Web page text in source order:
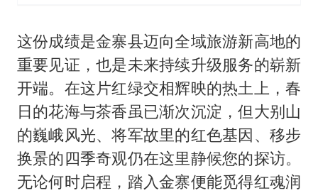
这份成绩是金寨县迈向全域旅游新高地的
重要见证，也是未来持续升级服务的崭新
开端。在这片红绿交相辉映的热土上，春
日的花海与茶香虽已渐次沉淀，但大别山
的巍峨风光、将军故里的红色基因、移步
换景的四季奇观仍在这里静候您的探访。
无论何时启程，踏入金寨便能觅得红魂润